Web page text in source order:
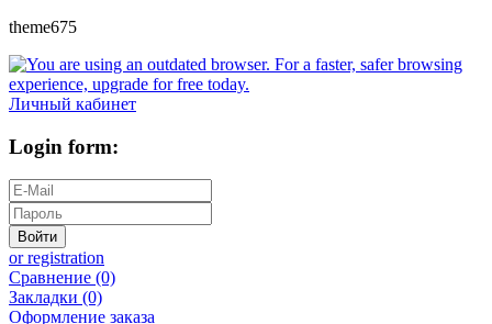
theme675
Личный кабинет
Login form:
Войти
or registration
Сравнение (0)
Закладки (0)
Оформление заказа